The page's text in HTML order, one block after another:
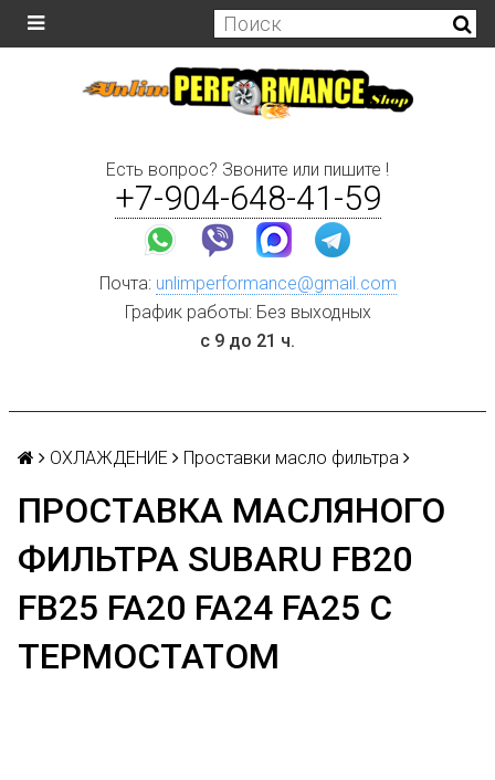
Есть вопрос? Звоните или пишите !
+7-904-648-41-59
Почта: unlimperformance@gmail.com
График работы: Без выходных
с 9 до 21 ч.
ОХЛАЖДЕНИЕ Проставки масло фильтра
ПРОСТАВКА МАСЛЯНОГО
ФИЛЬТРА SUBARU FB20
FB25 FA20 FA24 FA25 С
ТЕРМОСТАТОМ